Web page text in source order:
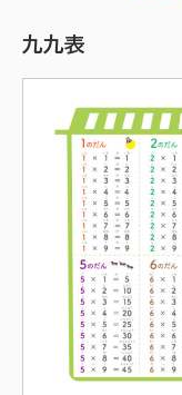
九九表